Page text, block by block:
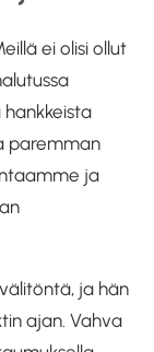
ei olisi ollut
hankkeista
paremman
ja
ja hän
ajan. Vahva